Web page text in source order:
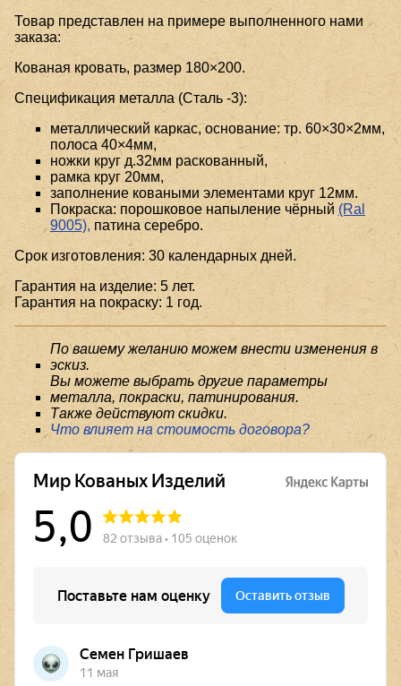
Товар представлен на примере выполненного нами
заказа:
Кованая кровать, размер 180×200.
Спецификация металла (Сталь -3):
металлический каркас, основание: тр. 60×30×2мм,
полоса 40×4мм,
ножки круг д.32мм раскованный,
рамка круг 20мм,
заполнение коваными элементами круг 12мм.
Покраска: порошковое напыление чёрный (Ral
9005), патина серебро.
Срок изготовления: 30 календарных дней.
Гарантия на изделие: 5 лет.
Гарантия на покраску: 1 год.
По вашему желанию можем внести изменения в
эскиз.
Вы можете выбрать другие параметры
металла, покраски, патинирования.
Также действуют скидки.
Что влияет на стоимость договора?